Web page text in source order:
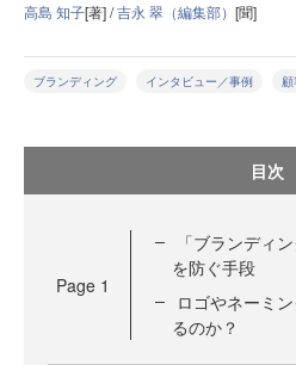
高島 知子[著] /吉永 翠（編集部） [聞]
ブランディング インタビュー／事例 顧
目次
Page 1
「ブランディ
を防ぐ手段
ロゴやネーミ
るのか？